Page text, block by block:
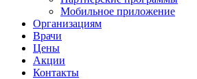
Мобильное приложение
Организациям
Врачи
Цены
Акции
Контакты